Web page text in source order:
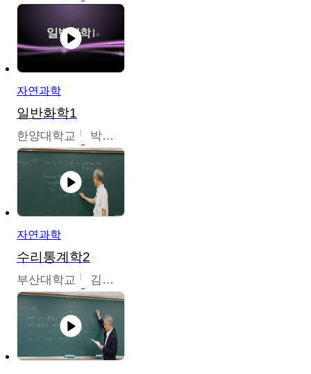
자연과학
일반화학1
한양대학교 박경호
자연과학
수리통계학2
부산대학교 김충락